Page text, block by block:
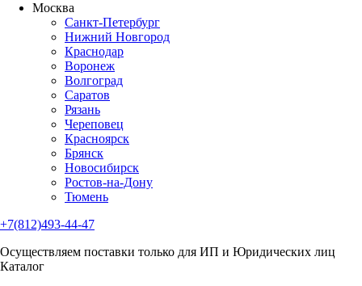
Москва
Санкт-Петербург
Нижний Новгород
Краснодар
Воронеж
Волгоград
Саратов
Рязань
Череповец
Красноярск
Брянск
Новосибирск
Ростов-на-Дону
Тюмень
+7(812)493-44-47
Осуществляем поставки только для ИП и Юридических лиц
Каталог